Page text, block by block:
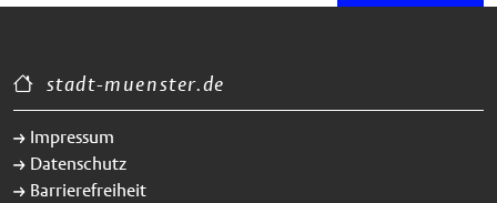
stadt-muenster.de
Impressum
Datenschutz
Barrierefreiheit